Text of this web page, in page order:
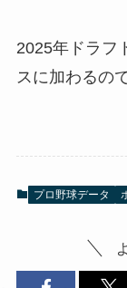
2025年ドラフ
スに加わるの
プロ野球データ